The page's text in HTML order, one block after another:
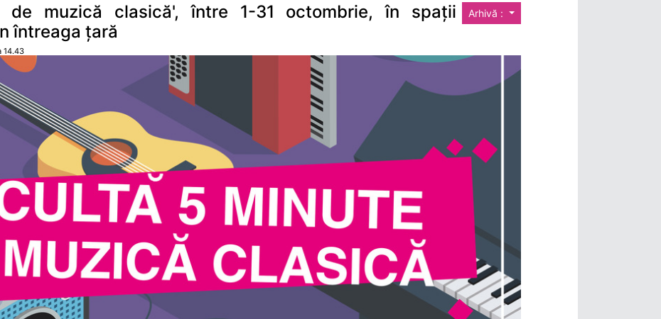
Arhivă :
de muzică clasică', între 1-31 octombrie, în spații
întreaga țară
14.43